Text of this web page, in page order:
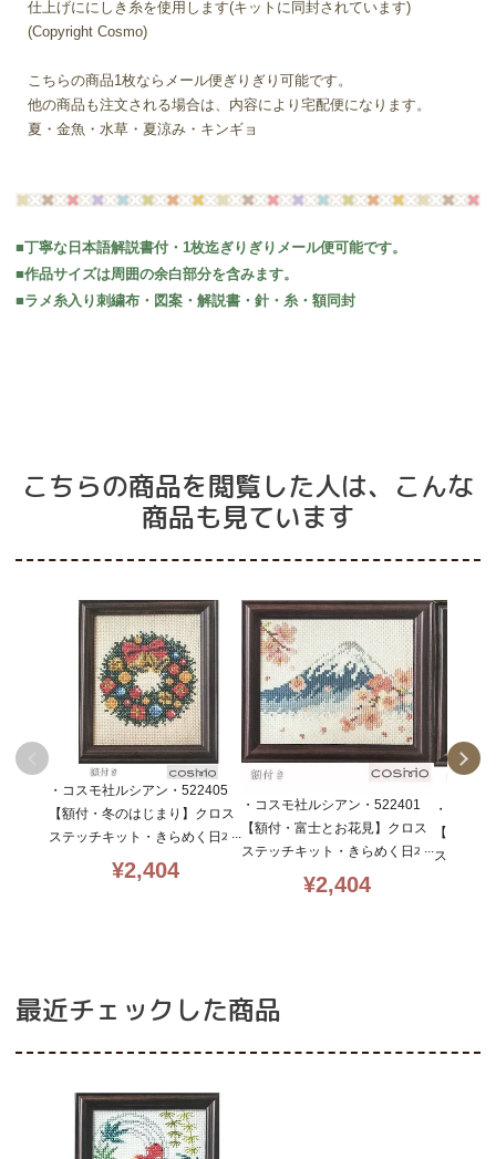
仕上げににしき糸を使用します(キットに同封されています)
(Copyright Cosmo)
こちらの商品1枚ならメール便ぎりぎり可能です。
他の商品も注文される場合は、内容により宅配便になります。
夏・金魚・水草・夏涼み・キンギョ
■丁寧な日本語解説書付・1枚迄ぎりぎりメール便可能です。
■作品サイズは周囲の余白部分を含みます。
■ラメ糸入り刺繍布・図案・解説書・針・糸・額同封
こちらの商品を閲覧した人は、こんな
商品も見ています
・コスモ社ルシアン・522405
【額付・冬のはじまり】クロス
ステッチキット・きらめく日本
の季節・14CT・13×10.5・cos
mo・初心者向
¥2,404
・コスモ社ルシアン・522401
【額付・富士とお花見】クロス
ステッチキット・きらめく日本
の季節・14CT・13×10.5・cos
mo・初心者向
¥2,404
・コスモ
【額付・
スステッ
最近チェックした商品